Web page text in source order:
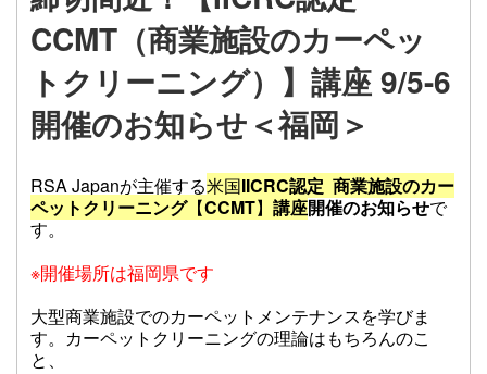
CCMT（商業施設のカーペッ
トクリーニング）】講座 9/5-6
開催のお知らせ＜福岡＞
RSA Japanが主催する米国IICRC認定 商業施設のカー
ペットクリーニング【CCMT】 講座開催のお知らせで
す。
※開催場所は福岡県です
大型商業施設でのカーペットメンテナンスを学びま
す。カーペットクリーニングの理論はもちろんのこ
と、